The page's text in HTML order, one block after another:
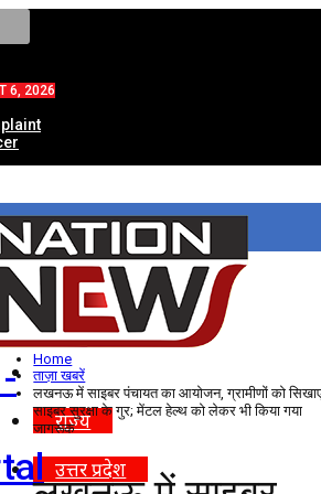
6, 2026
HOME
ताज़ा खबरें
देश
विदेश
राज्य
उत्तर प्रदेश
Home
ताज़ा खबरें
लखनऊ में साइबर पंचायत का आयोजन, ग्रामीणों को
साइबर सुरक्षा के गुर; मेंटल हेल्थ को लेकर भी किया गया
जागरूक